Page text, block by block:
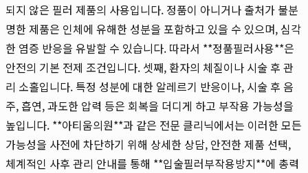
되지 않은 필러 제품의 사용입니다. 정품이 아니거나 출처가 불분
명한 제품은 인체에 유해한 성분을 포함하고 있을 수 있으며, 심각
한 염증 반응을 유발할 수 있습니다. 따라서 **정품필러사용**은
안전의 기본 전제 조건입니다. 셋째, 환자의 체질이나 시술 후 관
리 소홀입니다. 특정 성분에 대한 알레르기 반응이나, 시술 후 음
주, 흡연, 과도한 압력 등은 회복을 더디게 하고 부작용 가능성을
높입니다. **아티움의원**과 같은 전문 클리닉에서는 이러한 모든
가능성을 사전에 차단하기 위해 상세한 상담, 안전한 제품 선택,
체계적인 사후 관리 안내를 통해 **입술필러부작용방지**에 총력